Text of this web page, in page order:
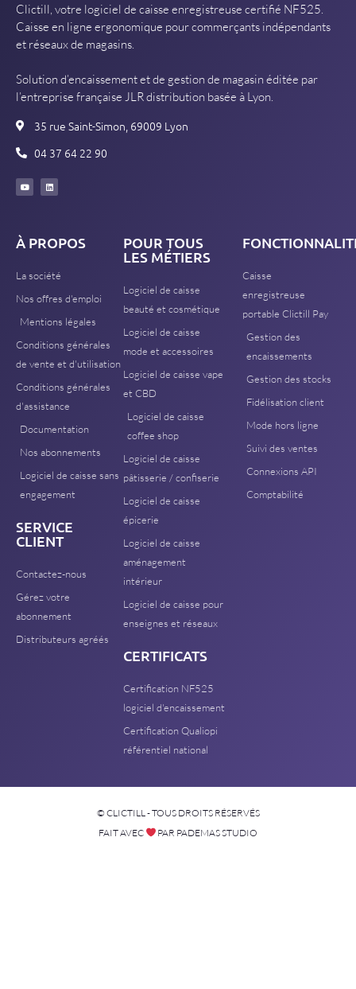
Clictill, votre logiciel de caisse enregistreuse certifié NF525.
Caisse en ligne ergonomique pour commerçants indépendants
et réseaux de magasins.
Solution d’encaissement et de gestion de magasin éditée par
l’entreprise française JLR distribution basée à Lyon.
35 rue Saint-Simon, 69009 Lyon
04 37 64 22 90
À PROPOS
La société
Nos offres d'emploi
Mentions légales
Conditions générales
de vente et d'utilisation
Conditions générales
d'assistance
Documentation
Nos abonnements
Logiciel de caisse sans
engagement
SERVICE
CLIENT
Contactez-nous
Gérez votre
abonnement
Distributeurs agréés
POUR TOUS
LES MÉTIERS
Logiciel de caisse
beauté et cosmétique
Logiciel de caisse
mode et accessoires
Logiciel de caisse vape
et CBD
Logiciel de caisse
coffee shop
Logiciel de caisse
pâtisserie / confiserie
Logiciel de caisse
épicerie
Logiciel de caisse
aménagement
intérieur
Logiciel de caisse pour
enseignes et réseaux
CERTIFICATS
Certification NF525
logiciel d'encaissement
Certification Qualiopi
référentiel national
Caisse
enregistreuse
portable Clictill Pay
Gestion des
encaissements
Gestion des stocks
Fidélisation client
Mode hors ligne
Suivi des ventes
Connexions API
Comptabilité
© CLICTILL - TOUS DROITS RÉSERVÉS
FAIT AVEC
PAR PADEMAS STUDIO